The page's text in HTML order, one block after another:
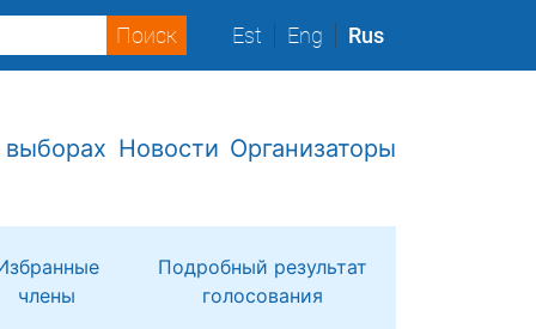
Est Eng Rus
Новости Организаторы
члены
Подробный результат
голосования